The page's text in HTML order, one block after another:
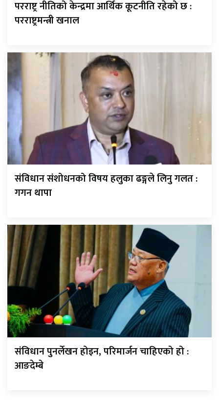
परराष्ट्र नीतिको केन्द्रमा आर्थिक कूटनीति रहेको छ :
परराष्ट्रमन्त्री खनाल
संविधान संशोधनको विषय हलुका ढङ्गले लिनु गलत :
गगन थापा
संविधान पुनर्लेखन होइन, परिमार्जन चाहिएको हो :
आङदेम्बे